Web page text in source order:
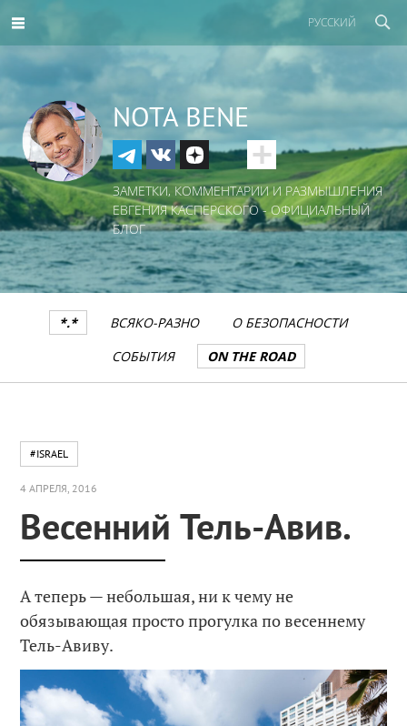
РУССКИЙ
NOTA BENE
ЗАМЕТКИ, КОММЕНТАРИИ И РАЗМЫШЛЕНИЯ
ЕВГЕНИЯ КАСПЕРСКОГО - ОФИЦИАЛЬНЫЙ
БЛОГ
*.* ВСЯКО-РАЗНО
О БЕЗОПАСНОСТИ
СОБЫТИЯ
ON THE ROAD
#ISRAEL
4 АПРЕЛЯ, 2016
Весенний Тель-Авив.
А теперь — небольшая, ни к чему не
обязывающая просто прогулка по весеннему
Тель-Авиву.